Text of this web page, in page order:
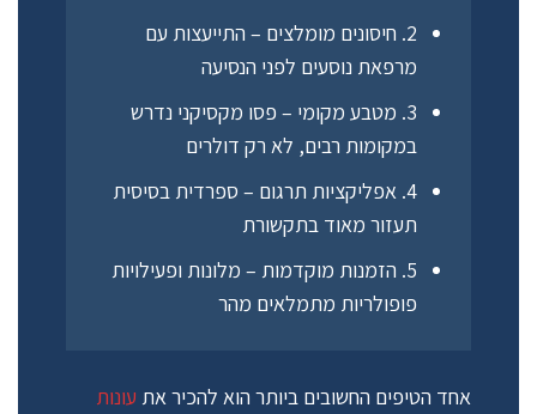
2. חיסונים מומלצים
– התייעצות עם
מרפאת נוסעים לפני הנסיעה
3. מטבע מקומי
– פסו מקסיקני נדרש
במקומות רבים, לא רק דולרים
4. אפליקציות תרגום
– ספרדית בסיסית
תעזור מאוד בתקשורת
5. הזמנות מוקדמות
– מלונות ופעילויות
פופולריות מתמלאים מהר
אחד הטיפים החשובים ביותר הוא להכיר את עונות